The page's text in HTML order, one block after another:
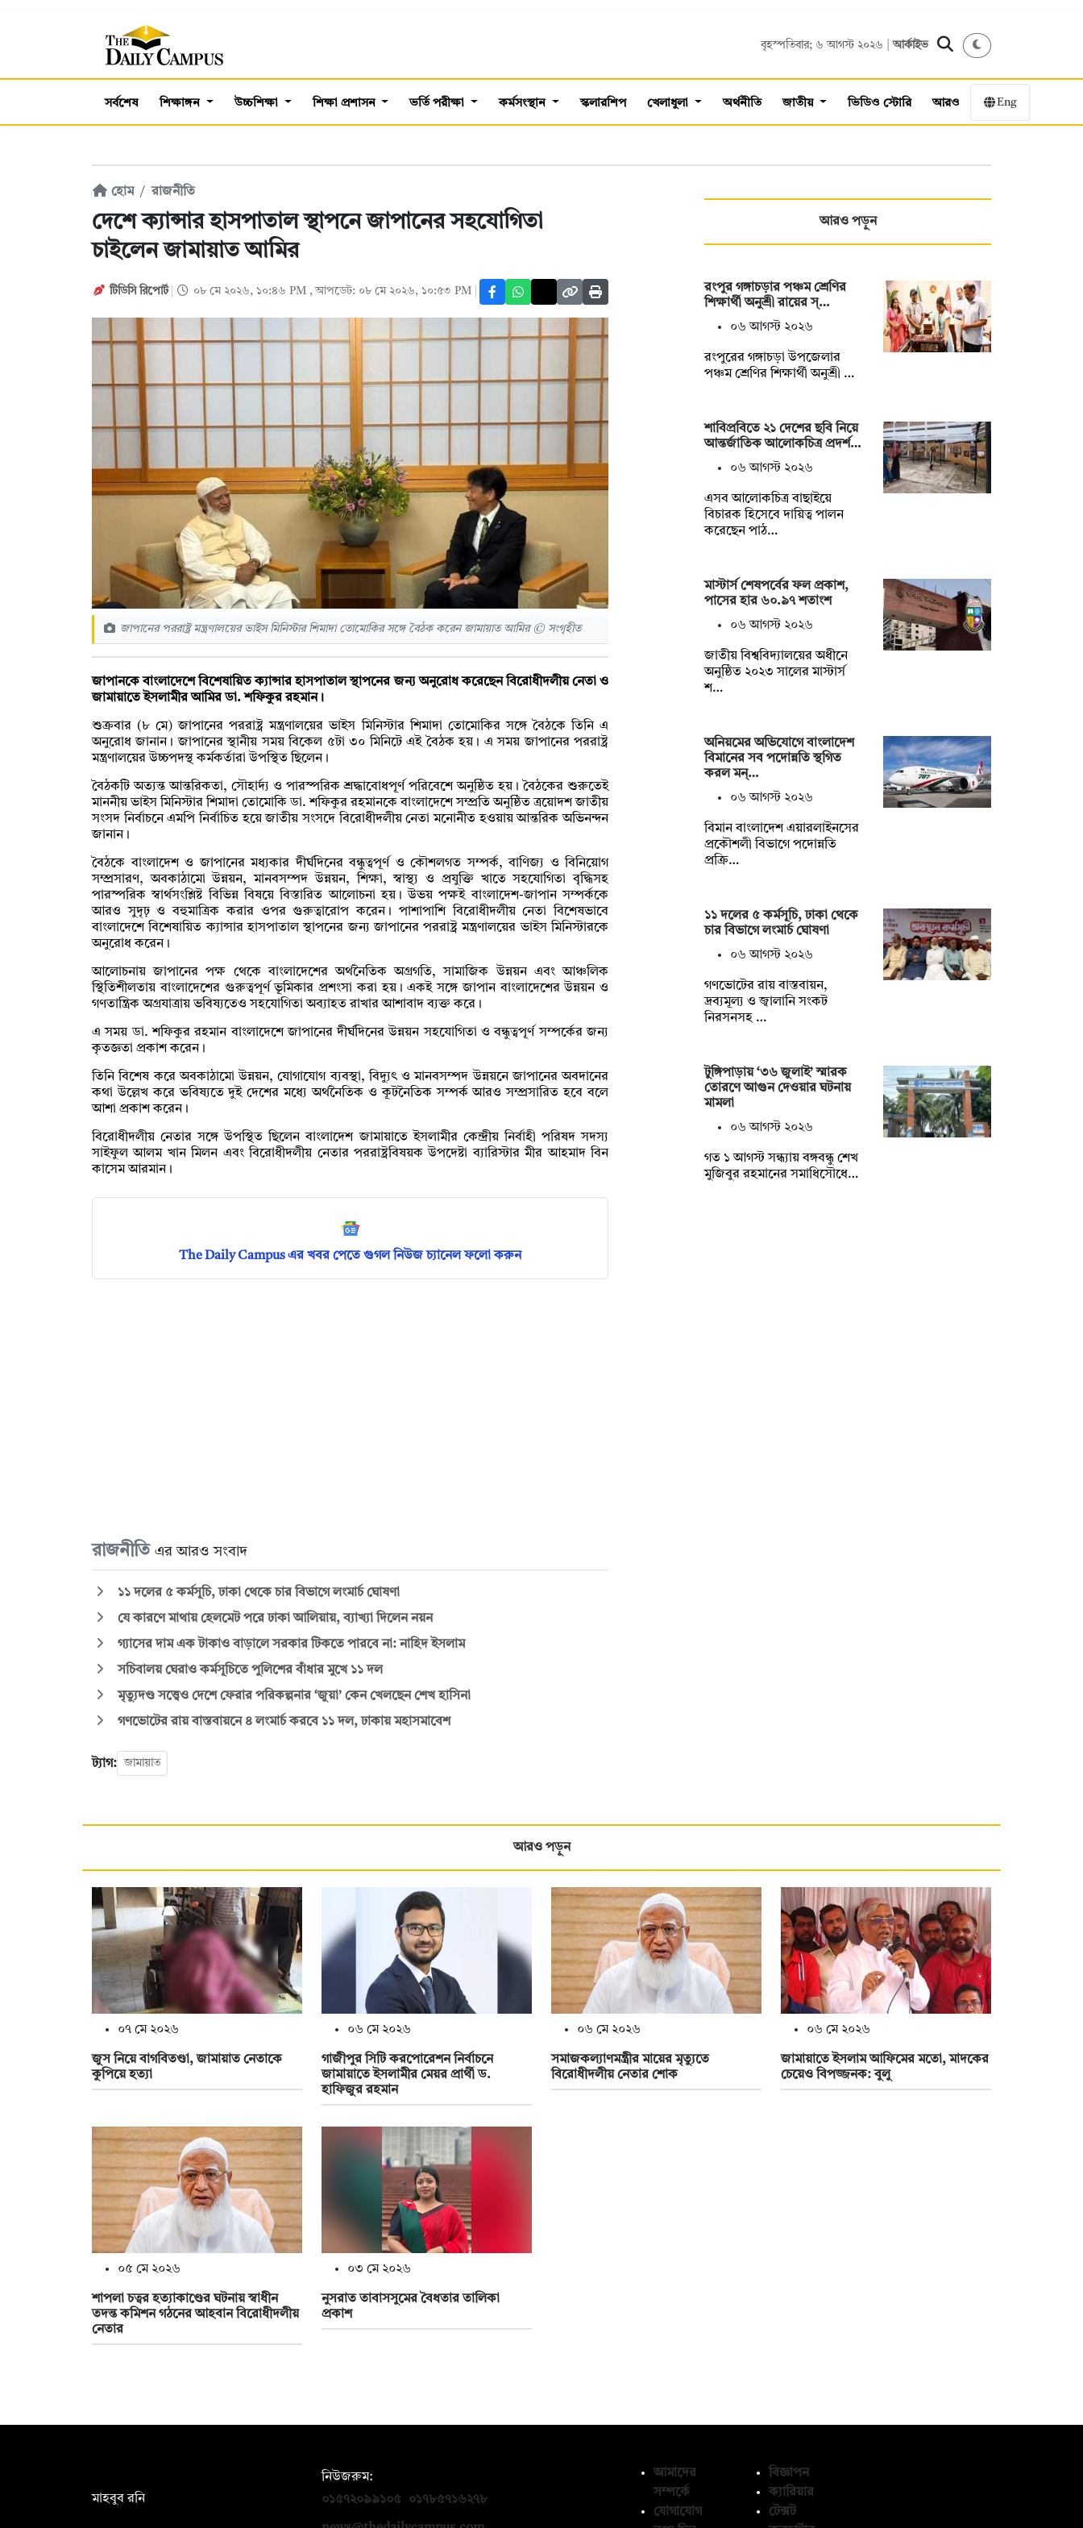
বৃহস্পতিবার; ৬ আগস্ট ২০২৬ |আর্কাইভ
সর্বশেষ শিক্ষাঙ্গন উচ্চশিক্ষা শিক্ষা প্রশাসন ভর্তি পরীক্ষা কর্মসংস্থান স্কলারশিপ খেলাধুলা অর্থনীতি জাতীয় ভিডিও স্টোরি আরও Eng
হোম রাজনীতি
দেশে ক্যান্সার হাসপাতাল স্থাপনে জাপানের সহযোগিতা
চাইলেন জামায়াত আমির
টিডিসি রিপোর্ট ০৮ মে ২০২৬, ১০:৪৬ PM , আপডেট: ০৮ মে ২০২৬, ১০:৫৩ PM
জাপানের পররাষ্ট্র মন্ত্রণালয়ের ভাইস মিনিস্টার শিমাদা তোমোকির সঙ্গে বৈঠক করেন জামায়াত আমির © সংগৃহীত
জাপানকে বাংলাদেশে বিশেষায়িত ক্যান্সার হাসপাতাল স্থাপনের জন্য অনুরোধ করেছেন বিরোধীদলীয় নেতা ও
জামায়াতে ইসলামীর আমির ডা. শফিকুর রহমান।
শুক্রবার (৮ মে) জাপানের পররাষ্ট্র মন্ত্রণালয়ের ভাইস মিনিস্টার শিমাদা তোমোকির সঙ্গে বৈঠকে তিনি এ
অনুরোধ জানান। জাপানের স্থানীয় সময় বিকেল ৫টা ৩০ মিনিটে এই বৈঠক হয়। এ সময় জাপানের পররাষ্ট্র
মন্ত্রণালয়ের উচ্চপদস্থ কর্মকর্তারা উপস্থিত ছিলেন।
বৈঠকটি অত্যন্ত আন্তরিকতা, সৌহার্দ্য ও পারস্পরিক শ্রদ্ধাবোধপূর্ণ পরিবেশে অনুষ্ঠিত হয়। বৈঠকের শুরুতেই
মাননীয় ভাইস মিনিস্টার শিমাদা তোমোকি ডা. শফিকুর রহমানকে বাংলাদেশে সম্প্রতি অনুষ্ঠিত ত্রয়োদশ জাতীয়
সংসদ নির্বাচনে এমপি নির্বাচিত হয়ে জাতীয় সংসদে বিরোধীদলীয় নেতা মনোনীত হওয়ায় আন্তরিক অভিনন্দন
জানান।
বৈঠকে বাংলাদেশ ও জাপানের মধ্যকার দীর্ঘদিনের বন্ধুত্বপূর্ণ ও কৌশলগত সম্পর্ক, বাণিজ্য ও বিনিয়োগ
সম্প্রসারণ, অবকাঠামো উন্নয়ন, মানবসম্পদ উন্নয়ন, শিক্ষা, স্বাস্থ্য ও প্রযুক্তি খাতে সহযোগিতা বৃদ্ধিসহ
পারস্পরিক স্বার্থসংশ্লিষ্ট বিভিন্ন বিষয়ে বিস্তারিত আলোচনা হয়। উভয় পক্ষই বাংলাদেশ-জাপান সম্পর্ককে
আরও সুদৃঢ় ও বহুমাত্রিক করার ওপর গুরুত্বারোপ করেন। পাশাপাশি বিরোধীদলীয় নেতা বিশেষভাবে
বাংলাদেশে বিশেষায়িত ক্যান্সার হাসপাতাল স্থাপনের জন্য জাপানের পররাষ্ট্র মন্ত্রণালয়ের ভাইস মিনিস্টারকে
অনুরোধ করেন।
আলোচনায় জাপানের পক্ষ থেকে বাংলাদেশের অর্থনৈতিক অগ্রগতি, সামাজিক উন্নয়ন এবং আঞ্চলিক
স্থিতিশীলতায় বাংলাদেশের গুরুত্বপূর্ণ ভূমিকার প্রশংসা করা হয়। একই সঙ্গে জাপান বাংলাদেশের উন্নয়ন ও
গণতান্ত্রিক অগ্রযাত্রায় ভবিষ্যতেও সহযোগিতা অব্যাহত রাখার আশাবাদ ব্যক্ত করে।
এ সময় ডা. শফিকুর রহমান বাংলাদেশে জাপানের দীর্ঘদিনের উন্নয়ন সহযোগিতা ও বন্ধুত্বপূর্ণ সম্পর্কের জন্য
কৃতজ্ঞতা প্রকাশ করেন।
তিনি বিশেষ করে অবকাঠামো উন্নয়ন, যোগাযোগ ব্যবস্থা, বিদ্যুৎ ও মানবসম্পদ উন্নয়নে জাপানের অবদানের
কথা উল্লেখ করে ভবিষ্যতে দুই দেশের মধ্যে অর্থনৈতিক ও কূটনৈতিক সম্পর্ক আরও সম্প্রসারিত হবে বলে
আশা প্রকাশ করেন।
বিরোধীদলীয় নেতার সঙ্গে উপস্থিত ছিলেন বাংলাদেশ জামায়াতে ইসলামীর কেন্দ্রীয় নির্বাহী পরিষদ সদস্য
সাইফুল আলম খান মিলন এবং বিরোধীদলীয় নেতার পররাষ্ট্রবিষয়ক উপদেষ্টা ব্যারিস্টার মীর আহমাদ বিন
কাসেম আরমান।
The Daily Campus এর খবর পেতে গুগল নিউজ চ্যানেল ফলো করুন
রাজনীতি এর আরও সংবাদ
১১ দলের ৫ কর্মসূচি, ঢাকা থেকে চার বিভাগে লংমার্চ ঘোষণা
যে কারণে মাথায় হেলমেট পরে ঢাকা আলিয়ায়, ব্যাখ্যা দিলেন নয়ন
গ্যাসের দাম এক টাকাও বাড়ালে সরকার টিকতে পারবে না: নাহিদ ইসলাম
সচিবালয় ঘেরাও কর্মসূচিতে পুলিশের বাঁধার মুখে ১১ দল
মৃত্যুদণ্ড সত্ত্বেও দেশে ফেরার পরিকল্পনার ‘জুয়া’ কেন খেলছেন শেখ হাসিনা
গণভোটের রায় বাস্তবায়নে ৪ লংমার্চ করবে ১১ দল, ঢাকায় মহাসমাবেশ
ট্যাগ: জামায়াত
আরও পড়ুন
রংপুর গঙ্গাচড়ার পঞ্চম শ্রেণির
শিক্ষার্থী অনুশ্রী রায়ের স্…
০৬ আগস্ট ২০২৬
রংপুরের গঙ্গাচড়া উপজেলার
পঞ্চম শ্রেণির শিক্ষার্থী অনুশ্রী …
শাবিপ্রবিতে ২১ দেশের ছবি নিয়ে
আন্তর্জাতিক আলোকচিত্র প্রদর্শ…
০৬ আগস্ট ২০২৬
এসব আলোকচিত্র বাছাইয়ে
বিচারক হিসেবে দায়িত্ব পালন
করেছেন পাঠ…
মাস্টার্স শেষপর্বের ফল প্রকাশ,
পাসের হার ৬০.৯৭ শতাংশ
০৬ আগস্ট ২০২৬
জাতীয় বিশ্ববিদ্যালয়ের অধীনে
অনুষ্ঠিত ২০২৩ সালের মাস্টার্স
শ…
অনিয়মের অভিযোগে বাংলাদেশ
বিমানের সব পদোন্নতি স্থগিত
করল মন্…
০৬ আগস্ট ২০২৬
বিমান বাংলাদেশ এয়ারলাইনসের
প্রকৌশলী বিভাগে পদোন্নতি
প্রক্রি…
১১ দলের ৫ কর্মসূচি, ঢাকা থেকে
চার বিভাগে লংমার্চ ঘোষণা
০৬ আগস্ট ২০২৬
গণভোটের রায় বাস্তবায়ন,
দ্রব্যমূল্য ও জ্বালানি সংকট
নিরসনসহ …
টুঙ্গিপাড়ায় ‘৩৬ জুলাই’ স্মারক
তোরণে আগুন দেওয়ার ঘটনায়
মামলা
০৬ আগস্ট ২০২৬
গত ১ আগস্ট সন্ধ্যায় বঙ্গবন্ধু শেখ
মুজিবুর রহমানের সমাধিসৌধে…
আরও পড়ুন
০৭ মে ২০২৬
জুস নিয়ে বাগবিতণ্ডা, জামায়াত নেতাকে
কুপিয়ে হত্যা
০৬ মে ২০২৬
গাজীপুর সিটি করপোরেশন নির্বাচনে
জামায়াতে ইসলামীর মেয়র প্রার্থী ড.
হাফিজুর রহমান
০৬ মে ২০২৬
সমাজকল্যাণমন্ত্রীর মায়ের মৃত্যুতে
বিরোধীদলীয় নেতার শোক
০৬ মে ২০২৬
জামায়াতে ইসলাম আফিমের মতো, মাদকের
চেয়েও বিপজ্জনক: বুলু
০৫ মে ২০২৬
শাপলা চত্বর হত্যাকাণ্ডের ঘটনায় স্বাধীন
তদন্ত কমিশন গঠনের আহবান বিরোধীদলীয়
নেতার
০৩ মে ২০২৬
নুসরাত তাবাসসুমের বৈধতার তালিকা
প্রকাশ
মাহবুব রনি
নিউজরুম:
০১৫৭২০৯৯১০৫
০১৭৮৫৭১৬২৭৮
আমাদের
সম্পর্কে
যোগাযোগ
বিজ্ঞাপন
ক্যারিয়ার
টেক্সট